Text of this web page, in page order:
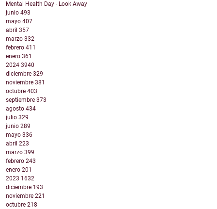
Mental Health Day - Look Away
junio 493
mayo 407
abril 357
marzo 332
febrero 411
enero 361
2024 3940
diciembre 329
noviembre 381
octubre 403
septiembre 373
agosto 434
julio 329
junio 289
mayo 336
abril 223
marzo 399
febrero 243
enero 201
2023 1632
diciembre 193
noviembre 221
octubre 218